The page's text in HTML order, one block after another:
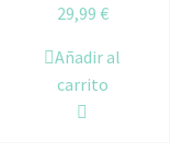
29,99 €
Añadir al
carrito